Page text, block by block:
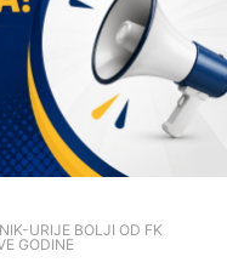
URIJE BOLJI OD FK
GODINE